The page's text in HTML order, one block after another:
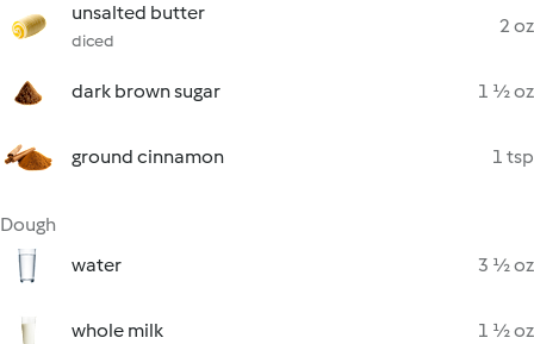
unsalted butter
diced
2 oz
dark brown sugar 1 ½ oz
ground cinnamon 1 tsp
Dough
water
3 ½ oz
whole milk 1 ½ oz